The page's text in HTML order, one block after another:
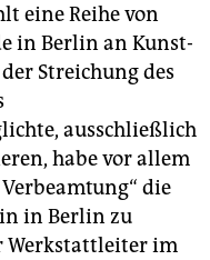
eine Reihe von
in Berlin an Kunst­
Streichung des
ausschließlich
habe vor allem
die
in Berlin zu
Werkstattleiter im